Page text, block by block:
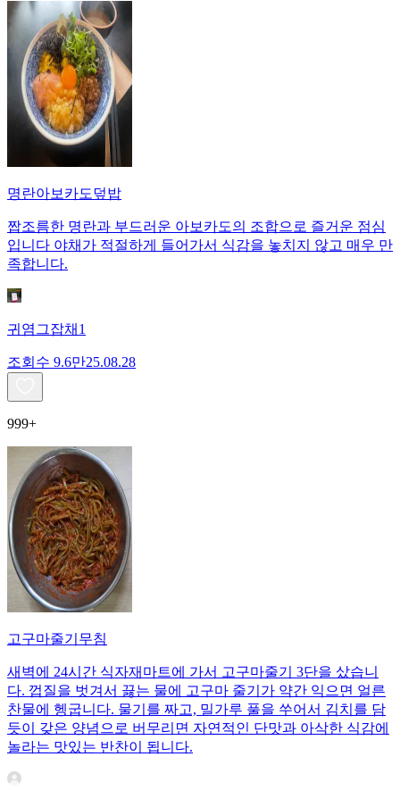
명란아보카도덮밥
짭조름한 명란과 부드러운 아보카도의 조합으로 즐거운 점심
입니다 야채가 적절하게 들어가서 식감을 놓치지 않고 매우 만
족합니다.
귀염그잡채1
조회수 9.6만25.08.28
999+
고구마줄기무침
새벽에 24시간 식자재마트에 가서 고구마줄기 3단을 샀습니
다. 껍질을 벗겨서 끓는 물에 고구마 줄기가 약간 익으면 얼른
찬물에 헹굽니다. 물기를 짜고, 밀가루 풀을 쑤어서 김치를 담
듯이 갖은 양념으로 버무리면 자연적인 단맛과 아삭한 식감에
놀라는 맛있는 반찬이 됩니다.